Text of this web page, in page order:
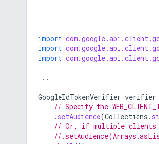
import
import
import
...
GoogleIdTokenVerifier verifier
// Specify the
. setAudience(Collections .
// Or, if multiple clients
//